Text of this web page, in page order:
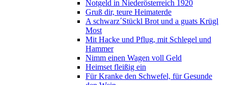
Notgeld in Niederösterreich 1920
Gruß dir, teure Heimaterde
A schwarz´Stückl Brot und a guats Krügl
Most
Mit Hacke und Pflug, mit Schlegel und
Hammer
Nimm einen Wagen voll Geld
Heimset fleißig ein
Für Kranke den Schwefel, für Gesunde